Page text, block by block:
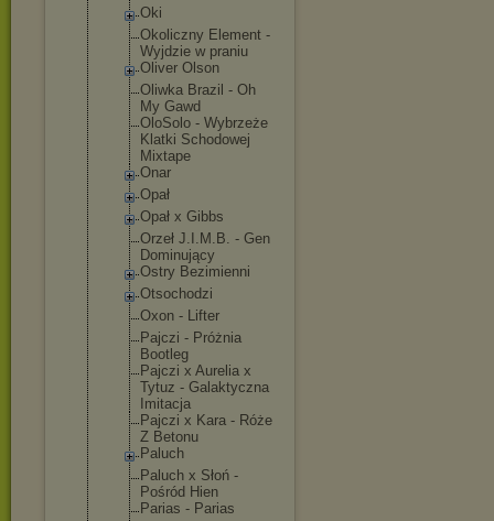
Oki
Okoliczny Element -
Wyjdzie w praniu
Oliver Olson
Oliwka Brazil - Oh
My Gawd
OloSolo - Wybrzeże
Klatki Schodowej
Mixtape
Onar
Opał
Opał x Gibbs
Orzeł J.I.M.B. - Gen
Dominujący
Ostry Bezimienni
Otsochodzi
Oxon - Lifter
Pajczi - Próżnia
Bootleg
Pajczi x Aurelia x
Tytuz - Galaktyczna
Imitacja
Pajczi x Kara - Róże
Z Betonu
Paluch
Paluch x Słoń -
Pośród Hien
Parias - Parias